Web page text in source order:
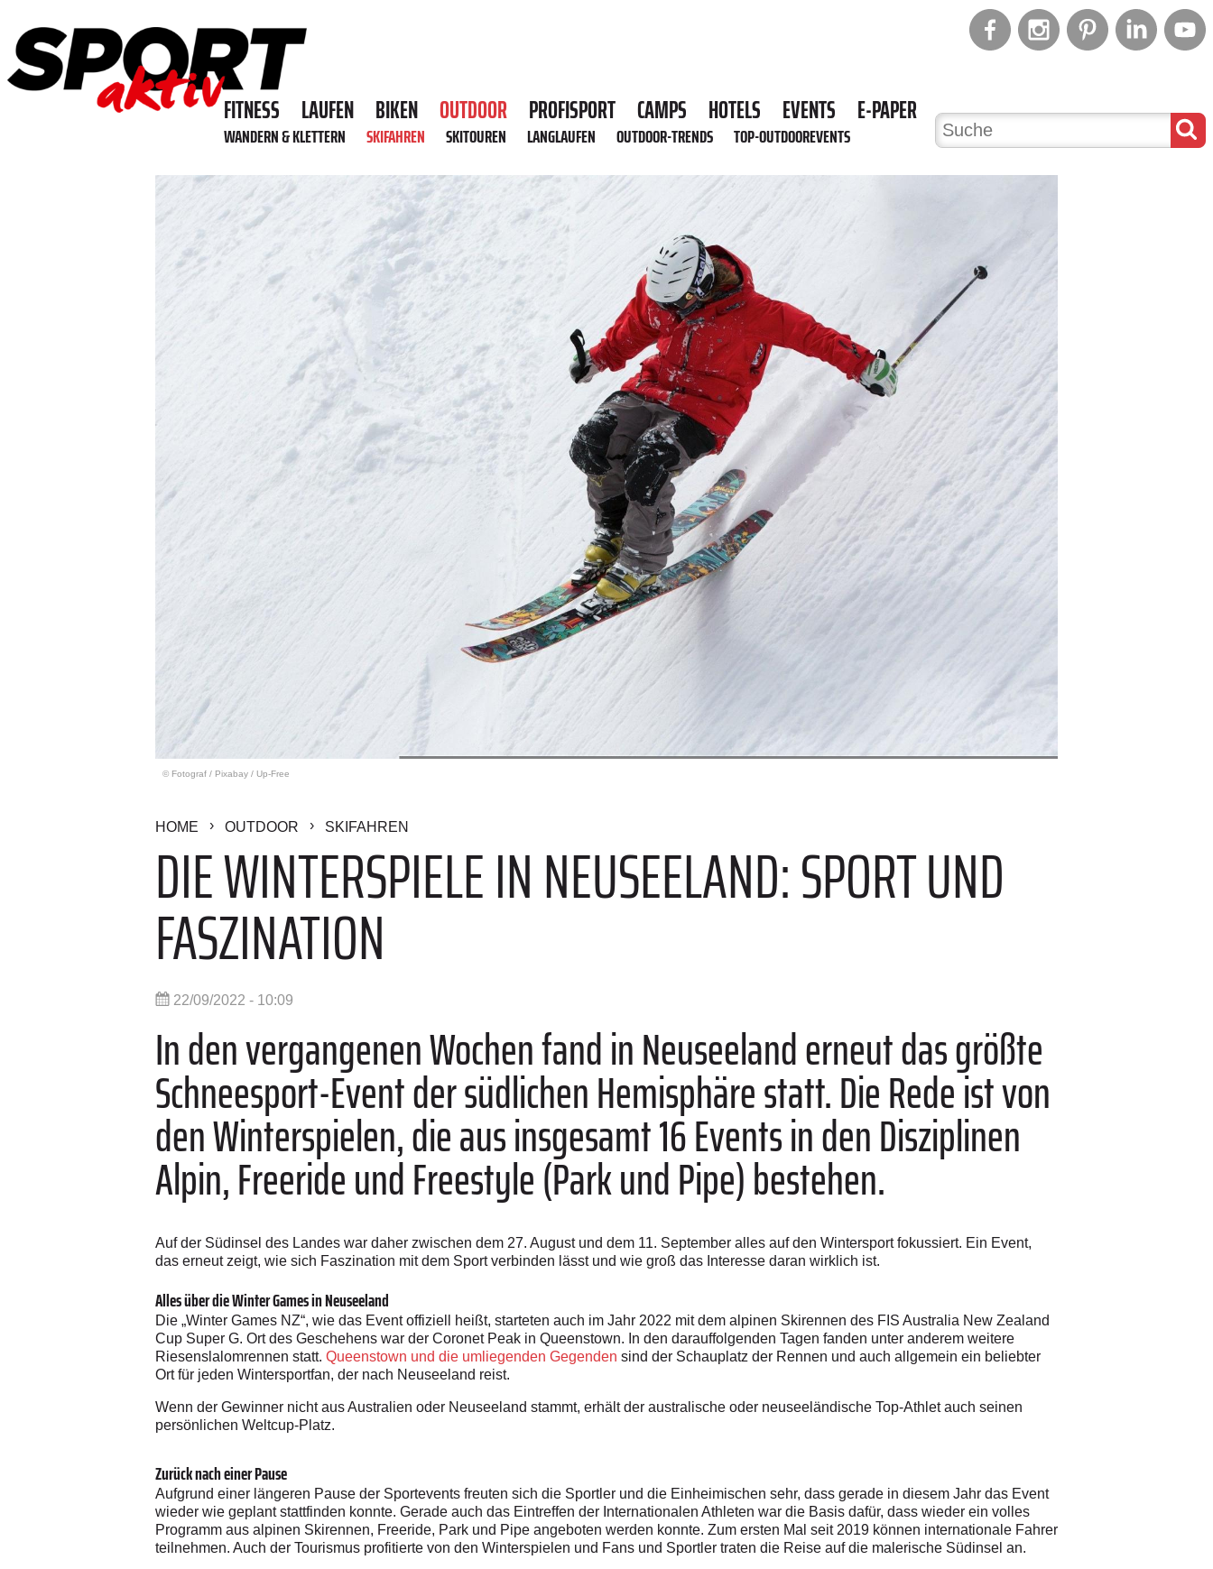
FITNESS LAUFEN BIKEN OUTDOOR PROFISPORT CAMPS HOTELS EVENTS E-PAPER
WANDERN & KLETTERN SKIFAHREN SKITOUREN LANGLAUFEN OUTDOOR-TRENDS TOP-OUTDOOREVENTS
© Fotograf / Pixabay / Up-Free
HOME OUTDOOR SKIFAHREN
DIE WINTERSPIELE IN NEUSEELAND: SPORT UND
FASZINATION
22/09/2022 - 10:09
In den vergangenen Wochen fand in Neuseeland erneut das größte
Schneesport-Event der südlichen Hemisphäre statt. Die Rede ist von
den Winterspielen, die aus insgesamt 16 Events in den Disziplinen
Alpin, Freeride und Freestyle (Park und Pipe) bestehen.
Auf der Südinsel des Landes war daher zwischen dem 27. August und dem 11. September alles auf den Wintersport fokussiert. Ein Event,
das erneut zeigt, wie sich Faszination mit dem Sport verbinden lässt und wie groß das Interesse daran wirklich ist.
Alles über die Winter Games in Neuseeland
Die „Winter Games NZ“, wie das Event offiziell heißt, starteten auch im Jahr 2022 mit dem alpinen Skirennen des FIS Australia New Zealand
Cup Super G. Ort des Geschehens war der Coronet Peak in Queenstown. In den darauffolgenden Tagen fanden unter anderem weitere
Riesenslalomrennen statt. Queenstown und die umliegenden Gegenden sind der Schauplatz der Rennen und auch allgemein ein beliebter
Ort für jeden Wintersportfan, der nach Neuseeland reist.
Wenn der Gewinner nicht aus Australien oder Neuseeland stammt, erhält der australische oder neuseeländische Top-Athlet auch seinen
persönlichen Weltcup-Platz.
Zurück nach einer Pause
Aufgrund einer längeren Pause der Sportevents freuten sich die Sportler und die Einheimischen sehr, dass gerade in diesem Jahr das Event
wieder wie geplant stattfinden konnte. Gerade auch das Eintreffen der Internationalen Athleten war die Basis dafür, dass wieder ein volles
Programm aus alpinen Skirennen, Freeride, Park und Pipe angeboten werden konnte. Zum ersten Mal seit 2019 können internationale Fahrer
teilnehmen. Auch der Tourismus profitierte von den Winterspielen und Fans und Sportler traten die Reise auf die malerische Südinsel an.